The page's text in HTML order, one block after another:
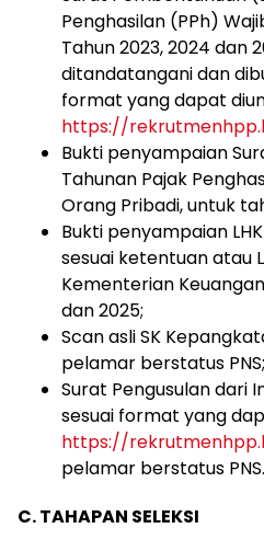
Penghasilan (PPh)
Tahun2023,2024 dan
ditandatanganidan
format yangdapat
https://
Bukti penyampaian
Tahunan Pajak
Orang Pribadi, untuk
Bukti penyampaian
sesuai ketentuanatau
Kementerian
dan 2025;
ScanasliSK
pelamar berstatus PNS
Surat Pengusulandari
sesuai format yang
https://
pelamar berstatus PNS.
C.TAHAPAN SELEKSI